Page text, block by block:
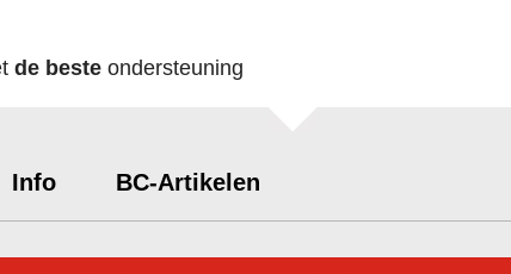
de beste ondersteuning
Info BC-Artikelen